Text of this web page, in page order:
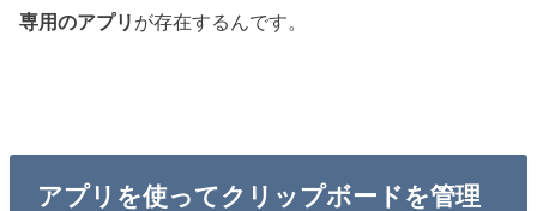
専用のアプリ が存在するんです。
アプリを使ってクリップボードを管理